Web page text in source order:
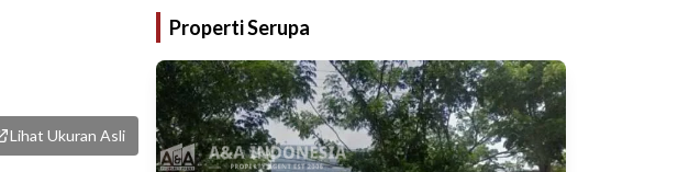
Lihat Ukuran Asli
Properti Serupa